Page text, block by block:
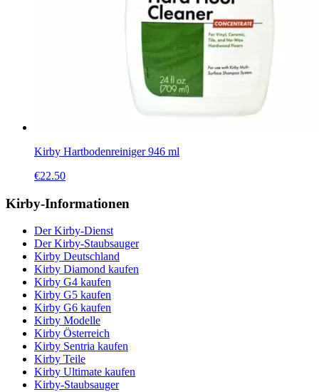
Kirby Hartbodenreiniger 946 ml
€22.50
Kirby-Informationen
Der Kirby-Dienst
Der Kirby-Staubsauger
Kirby Deutschland
Kirby Diamond kaufen
Kirby G4 kaufen
Kirby G5 kaufen
Kirby G6 kaufen
Kirby Modelle
Kirby Österreich
Kirby Sentria kaufen
Kirby Teile
Kirby Ultimate kaufen
Kirby-Staubsauger